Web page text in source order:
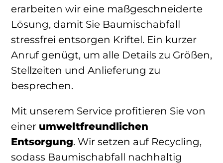
erarbeiten wir eine maßgeschneiderte
Lösung, damit Sie Baumischabfall
stressfrei entsorgen Kriftel. Ein kurzer
Anruf genügt, um alle Details zu Größen,
Stellzeiten und Anlieferung zu
besprechen.
Mit unserem Service profitieren Sie von
einer umweltfreundlichen
Entsorgung. Wir setzen auf Recycling,
sodass Baumischabfall nachhaltig